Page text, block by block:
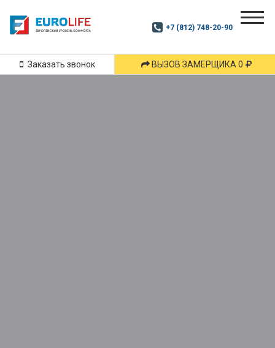
+7 (812) 748-20-90
Заказать звонок ВЫЗОВ ЗАМЕРЩИКА 0
Почитай
подпишись
Дзен